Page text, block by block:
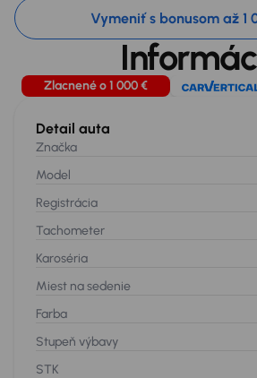
Vymeniť s bonusom až 1
Zlacnené o 1 000 €
Detail auta
Značka
Model
Registrácia
Tachometer
Karoséria
Miest na sedenie
Farba
Stupeň výbavy
STK